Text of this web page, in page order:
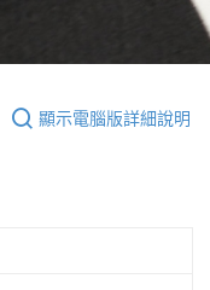
顯示電腦版詳細說明